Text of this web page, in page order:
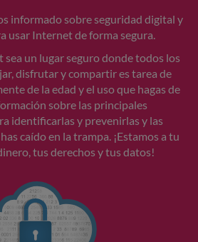
informado sobre seguridad digital y
usar Internet de forma segura.
un lugar seguro donde todos los
disfrutar y compartir es tarea de
de la edad y el uso que hagas de
sobre las principales
identificarlas y prevenirlas y las
caído en la trampa. ¡Estamos a tu
tus derechos y tus datos!